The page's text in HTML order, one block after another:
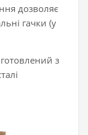
дозволяє
гачки (у
з